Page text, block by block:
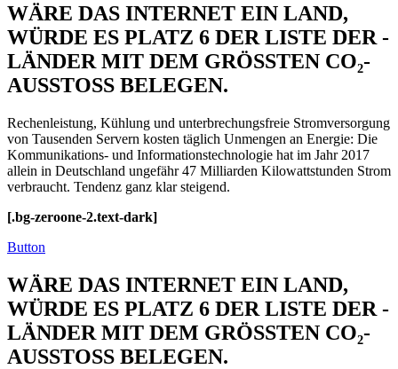
WÄRE DAS INTERNET EIN LAND,
WÜRDE ES PLATZ 6 DER LISTE DER ­
LÄNDER MIT DEM GRÖSSTEN CO₂-
AUSSTOSS BELEGEN.
Rechenleistung, Kühlung und unterbrechungsfreie Stromversorgung
von Tausenden Servern kosten täglich Unmengen an Energie: Die
Kommunikations- und Informations­technologie hat im Jahr 2017
allein in Deutschland ungefähr 47 Milliarden Kilowattstunden Strom
verbraucht. Tendenz ganz klar steigend.
[.bg-zeroone-2.text-dark]
Button
WÄRE DAS INTERNET EIN LAND,
WÜRDE ES PLATZ 6 DER LISTE DER ­
LÄNDER MIT DEM GRÖSSTEN CO₂-
AUSSTOSS BELEGEN.